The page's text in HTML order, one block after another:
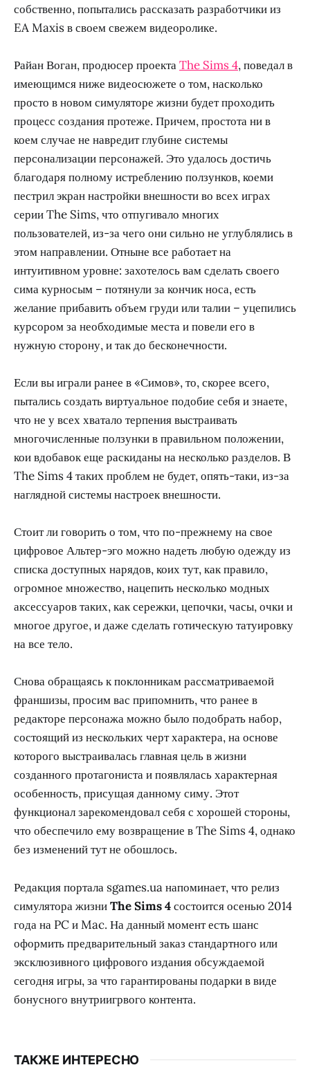
собственно, попытались рассказать разработчики из
EA Maxis в своем свежем видеоролике.
Райан Воган, продюсер проектаThe Sims 4, поведал в
имеющимся ниже видеосюжете о том, насколько
просто в новом симуляторе жизни будет проходить
процесс создания протеже. Причем, простота ни в
коем случае не навредит глубине системы
персонализации персонажей. Это удалось достичь
благодаря полному истреблению ползунков, коеми
пестрил экран настройки внешности во всех играх
серии The Sims, что отпугивало многих
пользователей, из-за чего они сильно не углублялись в
этом направлении. Отныне все работает на
интуитивном уровне: захотелось вам сделать своего
сима курносым – потянули за кончик носа, есть
желание прибавить объем груди или талии – уцепились
курсором за необходимые места и повели его в
нужную сторону, и так до бесконечности.
Если вы играли ранее в «Симов», то, скорее всего,
пытались создать виртуальное подобие себя и знаете,
что не у всех хватало терпения выстраивать
многочисленные ползунки в правильном положении,
кои вдобавок еще раскиданы на несколько разделов. В
The Sims 4 таких проблем не будет, опять-таки, из-за
наглядной системы настроек внешности.
Стоит ли говорить о том, что по-прежнему на свое
цифровое Альтер-эго можно надеть любую одежду из
списка доступных нарядов, коих тут, как правило,
огромное множество, нацепить несколько модных
аксессуаров таких, как сережки, цепочки, часы, очки и
многое другое, и даже сделать готическую татуировку
на все тело.
Снова обращаясь к поклонникам рассматриваемой
франшизы, просим вас припомнить, что ранее в
редакторе персонажа можно было подобрать набор,
состоящий из нескольких черт характера, на основе
которого выстраивалась главная цель в жизни
созданного протагониста и появлялась характерная
особенность, присущая данному симу. Этот
функционал зарекомендовал себя с хорошей стороны,
что обеспечило ему возвращение в The Sims 4, однако
без изменений тут не обошлось.
Редакция портала sgames.ua напоминает, что релиз
симулятора жизниThe Sims 4состоится осенью 2014
года на PC и Mac. На данный момент есть шанс
оформить предварительный заказ стандартного или
эксклюзивного цифрового издания обсуждаемой
сегодня игры, за что гарантированы подарки в виде
бонусного внутриигрвого контента.
ТАКЖЕ ИНТЕРЕСНО